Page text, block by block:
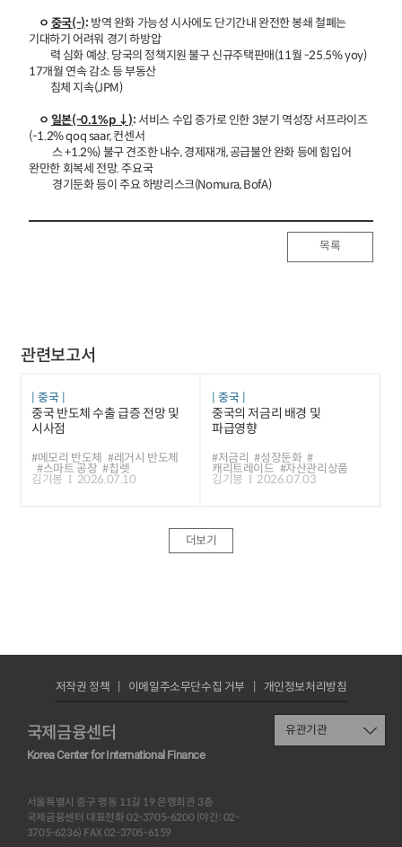
ㅇ 중국(-): 방역 완화 가능성 시사에도 단기간내 완전한 봉쇄 철폐는
기대하기 어려워 경기 하방압
력 심화 예상. 당국의 정책지원 불구 신규주택판매(11월 -25.5% yoy)
17개월 연속 감소 등 부동산
침체 지속(JPM)
ㅇ 일본(-0.1%p ↓): 서비스 수입 증가로 인한 3분기 역성장 서프라이즈
(-1.2% qoq saar, 컨센서
스 +1.2%) 불구 견조한 내수, 경제재개, 공급불안 완화 등에 힘입어
완만한 회복세 전망. 주요국
경기둔화 등이 주요 하방리스크(Nomura, BofA)
목록
관련보고서
중국
중국 반도체 수출 급증 전망 및
시사점
#메모리 반도체 #레거시 반도체
#스마트 공장 #칩렛
김기봉 2026.07.10
중국
중국의 저금리 배경 및
파급영향
#저금리 #성장둔화 #
캐리트레이드 #자산관리상품
김기봉 2026.07.03
더보기
국제금융센터
Korea Center for International Finance
서울특별시 중구 명동 11길 19 은행회관 3층
국제금융센터 대표전화 02-3705-6200 (야간: 02-
3705-6236) FAX 02-3705-6159
저작권 정책 이메일주소무단수집 거부 개인정보처리방침
유관기관